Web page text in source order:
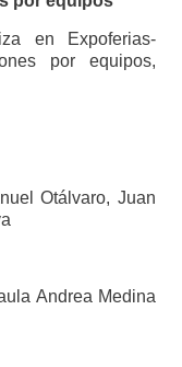
en Expoferias-
por equipos,
Otálvaro, Juan
Andrea Medina